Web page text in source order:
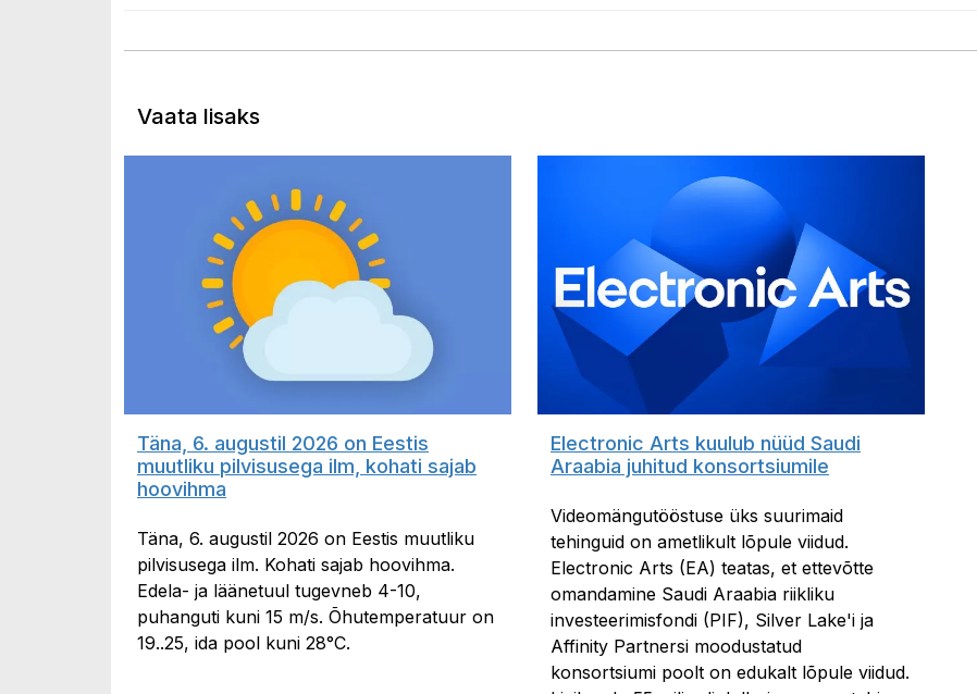
Vaata lisaks
Täna, 6. augustil 2026 on Eestis
muutliku pilvisusega ilm, kohati sajab
hoovihma
Täna, 6. augustil 2026 on Eestis muutliku
pilvisusega ilm. Kohati sajab hoovihma.
Edela- ja läänetuul tugevneb 4-10,
puhanguti kuni 15 m/s. Õhutemperatuur on
19..25, ida pool kuni 28°C.
Electronic Arts kuulub nüüd Saudi
Araabia juhitud konsortsiumile
Videomängutööstuse üks suurimaid
tehinguid on ametlikult lõpule viidud.
Electronic Arts (EA) teatas, et ettevõtte
omandamine Saudi Araabia riikliku
investeerimisfondi (PIF), Silver Lake'i ja
Affinity Partnersi moodustatud
konsortsiumi poolt on edukalt lõpule viidud.